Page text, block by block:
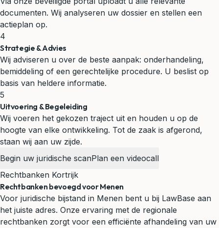
documenten. Wij analyseren uw dossier en stellen een
actieplan op.
4
Strategie & Advies
Wij adviseren u over de beste aanpak: onderhandeling,
bemiddeling of een gerechtelijke procedure. U beslist op
basis van heldere informatie.
5
Uitvoering & Begeleiding
Wij voeren het gekozen traject uit en houden u op de
hoogte van elke ontwikkeling. Tot de zaak is afgerond,
staan wij aan uw zijde.
Begin uw juridische scanPlan een videocall
Rechtbanken Kortrijk
Rechtbanken bevoegd voor Menen
Voor juridische bijstand in Menen bent u bij LawBase aan
het juiste adres. Onze ervaring met de regionale
rechtbanken zorgt voor een efficiënte afhandeling van uw